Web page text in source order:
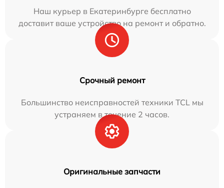
Наш курьер в Екатеринбурге бесплатно
доставит ваше устройство на ремонт и обратно.
Срочный ремонт
Большинство неисправностей техники TCL мы
устраняем в течение 2 часов.
Оригинальные запчасти